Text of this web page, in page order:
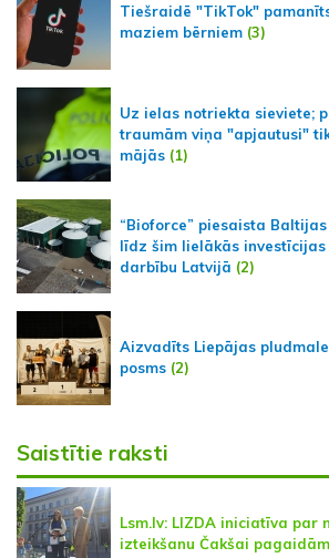
Tiešraidē "TikTok"
maziem bērniem (3)
Uz ielas notriekta sieviete;
traumām viņa "apjautusi"
mājās (1)
“Bioforce” piesaista
līdz šim lielākās
darbību Latvijā (2)
Aizvadīts Liepājas
posms (2)
Saistītie raksti
Lsm.lv: LIZDA iniciatīva par
izteikšanu Čakšai